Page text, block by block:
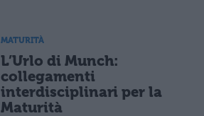
MATURITÀ
L’Urlo di Munch:
collegamenti
interdisciplinari per la
Maturità